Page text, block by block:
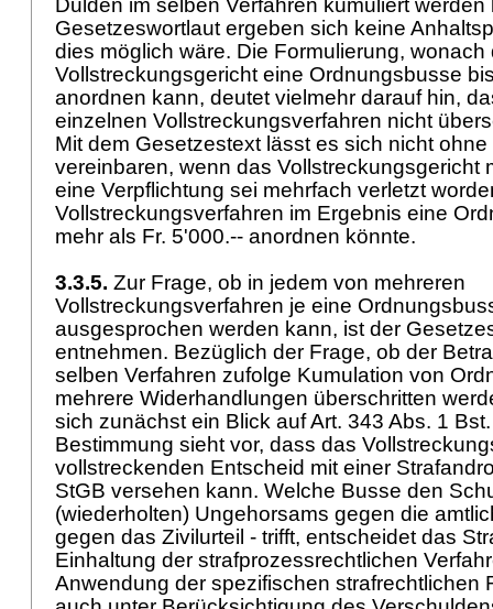
Dulden im selben Verfahren kumuliert
Gesetzeswortlaut ergeben sich keine
dies möglich wäre. Die Formulierung, wonach
Vollstreckungsgericht eine Ordnungsbusse
anordnen kann, deutet vielmehr darauf hin,
einzelnen Vollstreckungsverfahren nicht
Mit dem Gesetzestext lässt es sich nicht ohne
vereinbaren, wenn das Vollstreckungsgericht
eine Verpflichtung sei mehrfach verletzt
Vollstreckungsverfahren im Ergebnis eine
mehr als Fr. 5'000.-- anordnen könnte.
3.3.5. Zur Frage, ob in jedem von mehreren
Vollstreckungsverfahren je eine
ausgesprochen werden kann, ist der
entnehmen. Bezüglich der Frage, ob der
selben Verfahren zufolge Kumulation von
mehrere Widerhandlungen überschritten
sich zunächst ein Blick auf Art. 343 Abs. 1
Bestimmung sieht vor, dass das
vollstreckenden Entscheid mit einer
StGB versehen kann. Welche Busse den
(wiederholten) Ungehorsams gegen die
gegen das Zivilurteil - trifft, entscheidet das
Einhaltung der strafprozessrechtlichen
Anwendung der spezifischen strafrechtlichen